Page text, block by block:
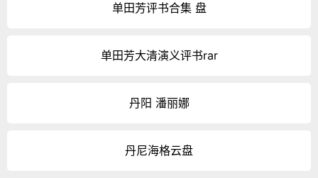
单田芳评书合集 盘
单田芳大清演义评书rar
丹阳 潘丽娜
丹尼海格云盘